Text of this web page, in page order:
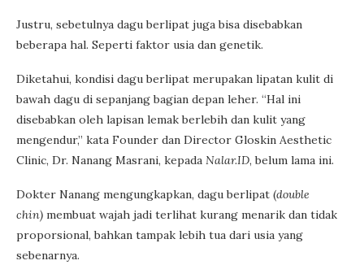
Justru, sebetulnya dagu berlipat juga bisa disebabkan
beberapa hal. Seperti faktor usia dan genetik.
Diketahui, kondisi dagu berlipat merupakan lipatan kulit di
bawah dagu di sepanjang bagian depan leher. “Hal ini
disebabkan oleh lapisan lemak berlebih dan kulit yang
mengendur,” kata Founder dan Director Gloskin Aesthetic
Clinic, Dr. Nanang Masrani, kepada Nalar.ID, belum lama ini.
Dokter Nanang mengungkapkan, dagu berlipat (double
chin) membuat wajah jadi terlihat kurang menarik dan tidak
proporsional, bahkan tampak lebih tua dari usia yang
sebenarnya.